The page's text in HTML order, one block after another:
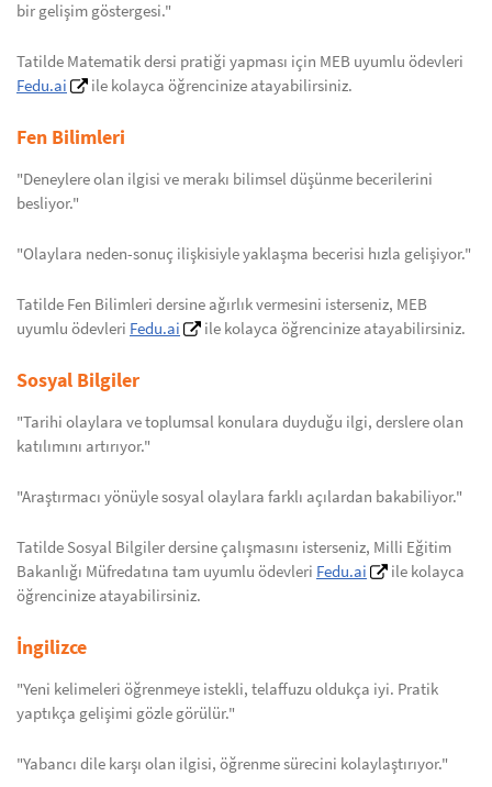
bir gelişim göstergesi."
Tatilde Matematik dersi pratiği yapması için MEB uyumlu ödevleri
Fedu.ai
ile kolayca öğrencinize atayabilirsiniz.
Fen Bilimleri
"Deneylere olan ilgisi ve merakı bilimsel düşünme becerilerini
besliyor."
"Olaylara neden-sonuç ilişkisiyle yaklaşma becerisi hızla gelişiyor."
Tatilde Fen Bilimleri dersine ağırlık vermesini isterseniz, MEB
uyumlu ödevleri Fedu.ai ile kolayca öğrencinize atayabilirsiniz.
Sosyal Bilgiler
"Tarihi olaylara ve toplumsal konulara duyduğu ilgi, derslere olan
katılımını artırıyor."
"Araştırmacı yönüyle sosyal olaylara farklı açılardan bakabiliyor."
Tatilde Sosyal Bilgiler dersine çalışmasını isterseniz, Milli Eğitim
Bakanlığı Müfredatına tam uyumlu ödevleri Fedu.ai
ile kolayca
öğrencinize atayabilirsiniz.
İngilizce
"Yeni kelimeleri öğrenmeye istekli, telaffuzu oldukça iyi. Pratik
yaptıkça gelişimi gözle görülür."
"Yabancı dile karşı olan ilgisi, öğrenme sürecini kolaylaştırıyor."